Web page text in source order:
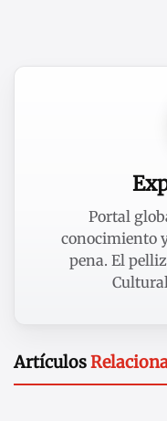
Portal
conocimiento
pena. El
Artículos